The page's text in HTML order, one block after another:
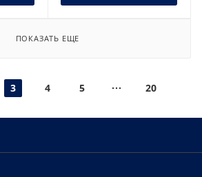
ПОКАЗАТЬ ЕЩЕ
3 4 5 20